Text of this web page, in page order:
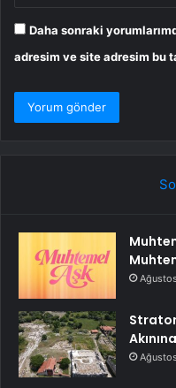
Daha sonraki
adresim ve site adresim bu